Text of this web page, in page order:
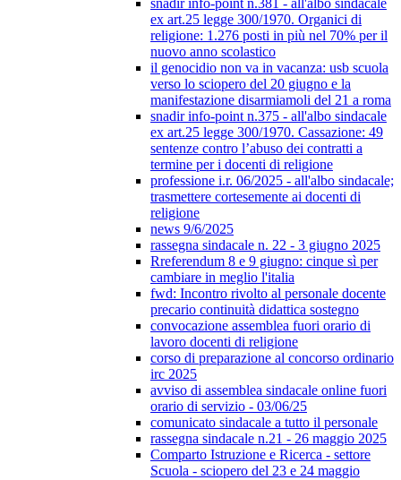
snadir info-point n.381 - all'albo sindacale
ex art.25 legge 300/1970. Organici di
religione: 1.276 posti in più nel 70% per il
nuovo anno scolastico
il genocidio non va in vacanza: usb scuola
verso lo sciopero del 20 giugno e la
manifestazione disarmiamoli del 21 a roma
snadir info-point n.375 - all'albo sindacale
ex art.25 legge 300/1970. Cassazione: 49
sentenze contro l’abuso dei contratti a
termine per i docenti di religione
professione i.r. 06/2025 - all'albo sindacale;
trasmettere cortesemente ai docenti di
religione
news 9/6/2025
rassegna sindacale n. 22 - 3 giugno 2025
Rreferendum 8 e 9 giugno: cinque sì per
cambiare in meglio l'italia
fwd: Incontro rivolto al personale docente
precario continuità didattica sostegno
convocazione assemblea fuori orario di
lavoro docenti di religione
corso di preparazione al concorso ordinario
irc 2025
avviso di assemblea sindacale online fuori
orario di servizio - 03/06/25
comunicato sindacale a tutto il personale
rassegna sindacale n.21 - 26 maggio 2025
Comparto Istruzione e Ricerca - settore
Scuola - sciopero del 23 e 24 maggio